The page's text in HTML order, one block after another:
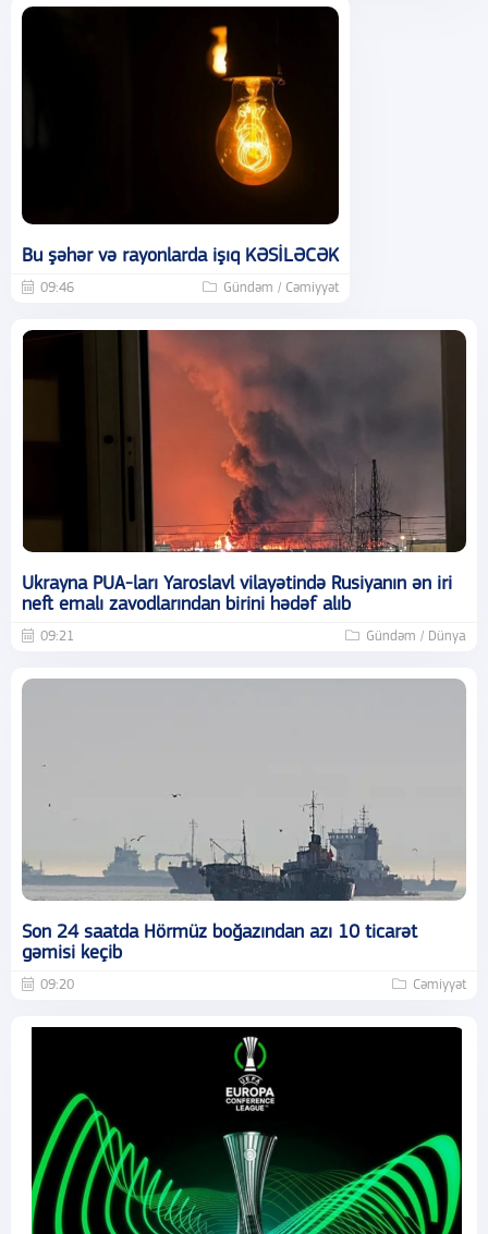
Bu şəhər və rayonlarda işıq KƏSİLƏCƏK
09:46 Gündəm / Cəmiyyət
Ukrayna PUA-ları Yaroslavl vilayətində Rusiyanın ən iri
neft emalı zavodlarından birini hədəf alıb
09:21 Gündəm / Dünya
Son 24 saatda Hörmüz boğazından azı 10 ticarət
gəmisi keçib
09:20 Cəmiyyət